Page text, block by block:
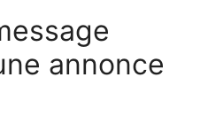
annonce